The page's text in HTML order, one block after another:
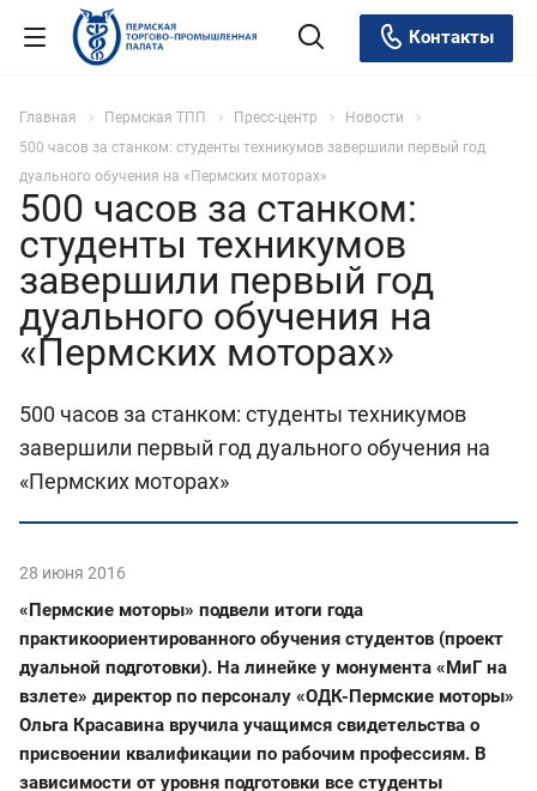
Контакты
Главная Пермская ТПП Пресс-центр
Новости
500 часов за станком: студенты техникумов завершили первый год
дуального обучения на «Пермских моторах»
500 часов за станком:
студенты техникумов
завершили первый год
дуального обучения на
«Пермских моторах»
500 часов за станком: студенты техникумов
завершили первый год дуального обучения на
«Пермских моторах»
28 июня 2016
«Пермские моторы» подвели итоги года
практикоориентированного обучения студентов (проект
дуальной подготовки). На линейке у монумента «МиГ на
взлете» директор по персоналу «ОДК-Пермские моторы»
Ольга Красавина вручила учащимся свидетельства о
присвоении квалификации по рабочим профессиям. В
зависимости от уровня подготовки все студенты